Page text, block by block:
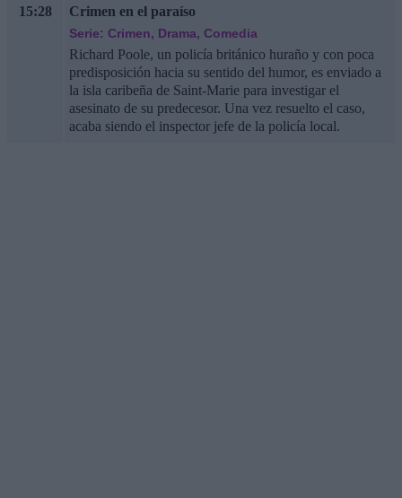
15:28 Crimen en el paraíso
Serie: Crimen, Drama, Comedia
Richard Poole, un policía británico huraño y con poca
predisposición hacia su sentido del humor, es enviado a
la isla caribeña de Saint-Marie para investigar el
asesinato de su predecesor. Una vez resuelto el caso,
acaba siendo el inspector jefe de la policía local.